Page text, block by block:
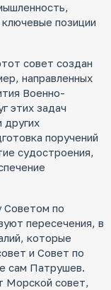
позиции
совет создан
направленных
Военно-
этих задач
других
поручений
судостроения,
Советом по
пересечения, в
которые
и Совет по
сам Патрушев.
Морской совет,